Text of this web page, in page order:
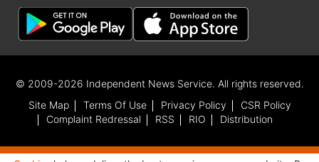
Advertisement
© 2009-2026 Independent News Service. All rights reserved.
Site Map
Terms Of Use Privacy Policy
CSR Policy
Complaint Redressal
RSS RIO Distribution